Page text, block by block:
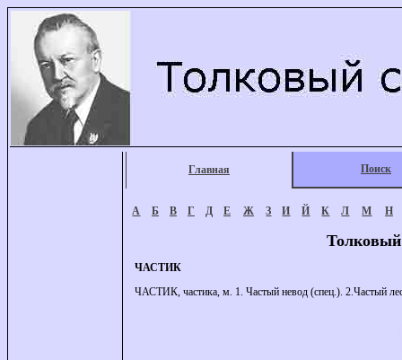
Главная Поиск
А Б В Г Д Е Ж З И Й К Л М Н
ЧАСТИК
ЧАСТИК, частика, м. 1. Частый невод (спец.). 2.Частый